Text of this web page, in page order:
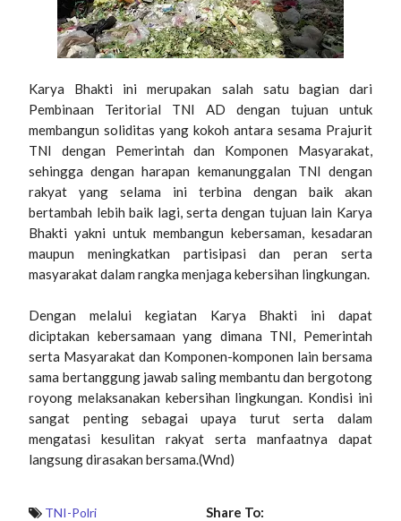
Karya Bhakti ini merupakan salah satu bagian dari
Pembinaan Teritorial TNI AD dengan tujuan untuk
membangun soliditas yang kokoh antara sesama Prajurit
TNI dengan Pemerintah dan Komponen Masyarakat,
sehingga dengan harapan kemanunggalan TNI dengan
rakyat yang selama ini terbina dengan baik akan
bertambah lebih baik lagi, serta dengan tujuan lain Karya
Bhakti yakni untuk membangun kebersaman, kesadaran
maupun meningkatkan partisipasi dan peran serta
masyarakat dalam rangka menjaga kebersihan lingkungan.
Dengan melalui kegiatan Karya Bhakti ini dapat
diciptakan kebersamaan yang dimana TNI, Pemerintah
serta Masyarakat dan Komponen-komponen lain bersama
sama bertanggung jawab saling membantu dan bergotong
royong melaksanakan kebersihan lingkungan. Kondisi ini
sangat penting sebagai upaya turut serta dalam
mengatasi kesulitan rakyat serta manfaatnya dapat
langsung dirasakan bersama.(Wnd)
TNI-Polri Share To: